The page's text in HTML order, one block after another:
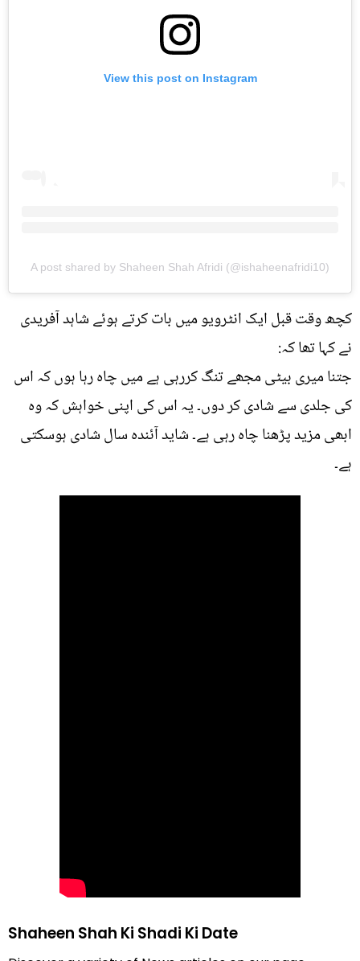
View this post on Instagram
A post shared by Shaheen Shah Afridi (@ishaheenafridi10)
کچھ وقت قبل ایک انٹرویو میں بات کرتے ہوئے شاہد آفریدی
نے کہا تھا کہ:
جتنا میری بیٹی مجھے تنگ کررہی ہے میں چاہ رہا ہوں کہ اس
کی جلدی سے شادی کر دوں۔ یہ اس کی اپنی خواہش کہ وہ
ابھی مزید پڑھنا چاہ رہی ہے۔ شاید آئندہ سال شادی ہوسکتی
ہے۔
Shaheen Shah Ki Shadi Ki Date